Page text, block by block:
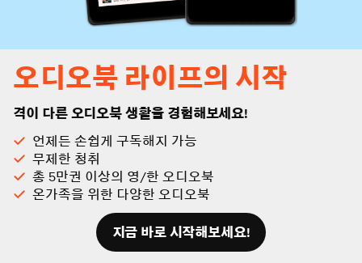
오디오북 라이프의 시작
격이 다른 오디오북 생활을 경험해보세요!
언제든 손쉽게 구독해지 가능
무제한 청취
총 5만권 이상의 영/한 오디오북
온가족을 위한 다양한 오디오북
지금 바로 시작해보세요!